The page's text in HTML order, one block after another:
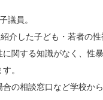
議員。
した子ども・若者の
関する知識がなく、性
。
の相談窓口など学校か